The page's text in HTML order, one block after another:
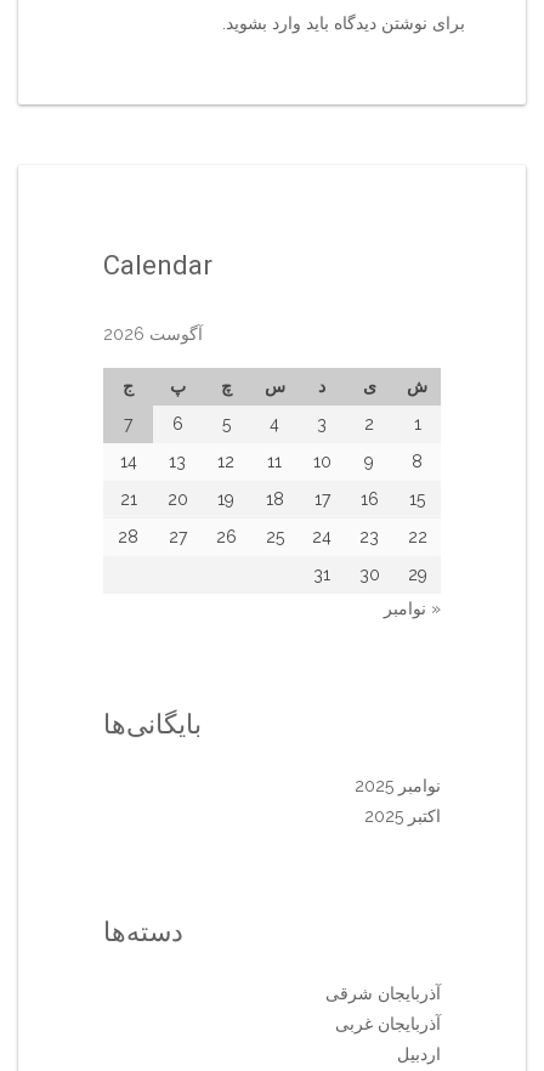
برای نوشتن دیدگاه باید وارد بشوید
Calendar
آگوست 2026
ش ی د س چ پ
ج
1
2
3
4
5
6
7
8
9
10
11
12
13
14
15
16
17
18
19
20
21
22
23
24
25
26
27
28
29
30
31
« نوامبر
بایگانی‌ها
نوامبر 2025
اکتبر 2025
دسته‌ها
آذربایجان شرقی
آذربایجان غربی
اردبیل